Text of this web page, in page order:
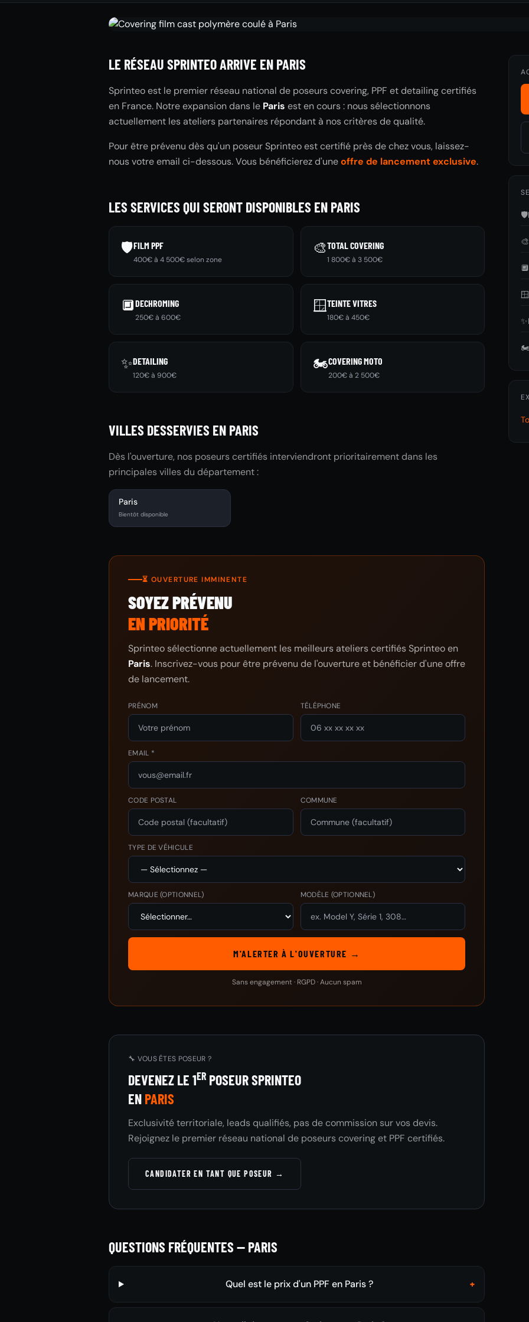
LE RÉSEAU SPRINTEO ARRIVE EN PARIS
Sprinteo est le premier réseau national de poseurs covering, PPF et detailing certifiés
en France. Notre expansion dans le Paris est en cours : nous sélectionnons
actuellement les ateliers partenaires répondant à nos critères de qualité.
Pour être prévenu dès qu'un poseur Sprinteo est certifié près de chez vous, laissez-
nous votre email ci-dessous. Vous bénéficierez d'uneoffre de lancement exclusive.
LES SERVICES QUI SERONT DISPONIBLES EN PARIS
🛡️FILM PPF
400€ à 4 500€ selon zone
🎨TOTAL COVERING
1 800€ à 3 500€
🔲DECHROMING
250€ à 600€
🪟TEINTE VITRES
180€ à 450€
✨DETAILING
120€ à 900€
🏍️COVERING MOTO
200€ à 2 500€
VILLES DESSERVIES EN PARIS
Dès l'ouverture, nos poseurs certifiés interviendront prioritairement dans les
principales villes du département :
Paris
Bientôt disponible
⏳ OUVERTURE IMMINENTE
SOYEZ PRÉVENU
EN PRIORITÉ
Sprinteo sélectionne actuellement les meilleurs ateliers certifiés Sprinteo en
Paris. Inscrivez-vous pour être prévenu de l'ouverture et bénéficier d'une offre
de lancement.
PRÉNOM TÉLÉPHONE
EMAIL *
CODE POSTAL COMMUNE
TYPE DE VÉHICULE
MARQUE(OPTIONNEL) MODÈLE (OPTIONNEL)
M'ALERTER À L'OUVERTURE →
Sans engagement · RGPD · Aucun spam
🔧 VOUS ÊTES POSEUR ?
DEVENEZ LE 1ER POSEUR SPRINTEO
EN PARIS
Exclusivité territoriale, leads qualifiés, pas de commission sur vos devis.
Rejoignez le premier réseau national de poseurs covering et PPF certifiés.
CANDIDATER EN TANT QUE POSEUR →
QUESTIONS FRÉQUENTES — PARIS
Quel est le prix d'un PPF en Paris ? +
🛡️
🎨
🔲
🪟
✨